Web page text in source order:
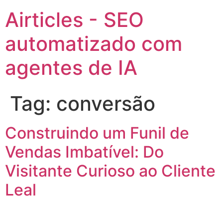
Airticles - SEO
automatizado com
agentes de IA
Tag: conversão
Construindo um Funil de
Vendas Imbatível: Do
Visitante Curioso ao Cliente
Leal